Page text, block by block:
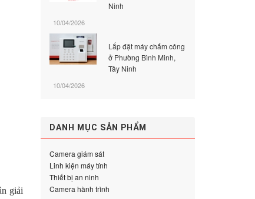
giải
Ninh
10/04/2026
Lắp đặt máy chấm công
ở Phường Bình Minh,
Tây Ninh
10/04/2026
DANH MỤC SẢN PHẨM
Camera giám sát
Linh kiện máy tính
Thiết bị an ninh
Camera hành trình